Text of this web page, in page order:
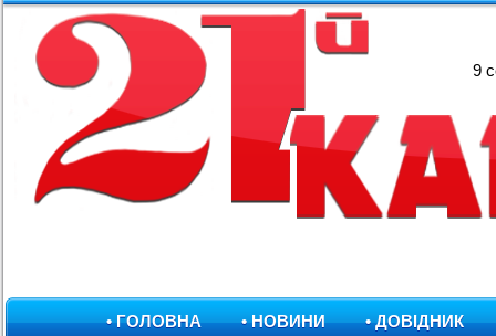
9
• ГОЛОВНА • НОВИНИ • ДОВІДНИК